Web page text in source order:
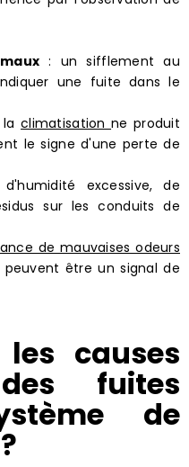
: un sifflement au
une fuite dans le
laclimatisationne produit
le signe d'une perte de
excessive, de
sur les conduits de
de mauvaises odeurs
peuvent être un signal de
causes
fuites
de